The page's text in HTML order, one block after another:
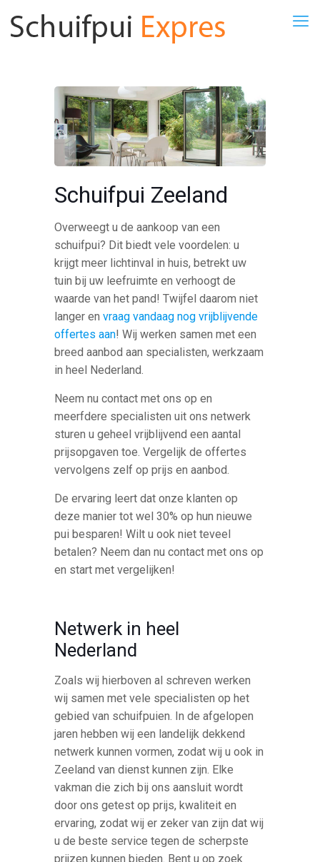
Schuifpui Zeeland
Overweegt u de aankoop van een
schuifpui? Dit biedt vele voordelen: u
krijgt meer lichtinval in huis, betrekt uw
tuin bij uw leefruimte en verhoogt de
waarde van het pand! Twijfel daarom niet
langer envraag vandaag nog vrijblijvende
offertes aan! Wij werken samen met een
breed aanbod aan specialisten, werkzaam
in heel Nederland.
Neem nu contact met ons op en
meerfdere specialisten uit ons netwerk
sturen u geheel vrijblijvend een aantal
prijsopgaven toe. Vergelijk de offertes
vervolgens zelf op prijs en aanbod.
De ervaring leert dat onze klanten op
deze manier tot wel 30% op hun nieuwe
pui besparen! Wilt u ook niet teveel
betalen? Neem dan nu contact met ons op
en start met vergelijken!
Netwerk in heel
Nederland
Zoals wij hierboven al schreven werken
wij samen met vele specialisten op het
gebied van schuifpuien. In de afgelopen
jaren hebben wij een landelijk dekkend
netwerk kunnen vormen, zodat wij u ook in
Zeeland van dienst kunnen zijn. Elke
vakman die zich bij ons aansluit wordt
door ons getest op prijs, kwaliteit en
ervaring, zodat wij er zeker van zijn dat wij
u de beste service tegen de scherpste
prijzen kunnen bieden. Bent u op zoek